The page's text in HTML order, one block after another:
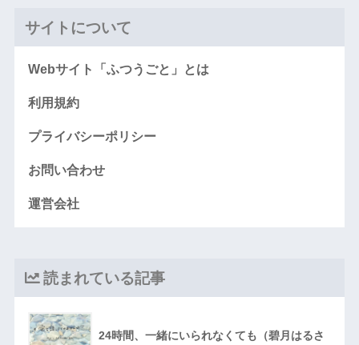
サイトについて
Webサイト「ふつうごと」とは
利用規約
プライバシーポリシー
お問い合わせ
運営会社
読まれている記事
24時間、一緒にいられなくても（碧月はるさ